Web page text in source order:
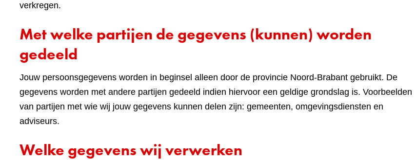
verkregen.
Met welke partijen de gegevens (kunnen) worden
gedeeld
Jouw persoonsgegevens worden in beginsel alleen door de provincie Noord-Brabant gebruikt. De
gegevens worden met andere partijen gedeeld indien hiervoor een geldige grondslag is. Voorbeelden
van partijen met wie wij jouw gegevens kunnen delen zijn: gemeenten, omgevingsdiensten en
adviseurs.
Welke gegevens wij verwerken